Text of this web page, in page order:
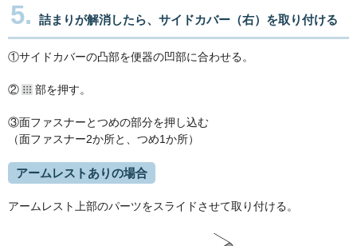
5. 詰まりが解消したら、サイドカバー（右）を取り付ける
①サイドカバーの凸部を便器の凹部に合わせる。
② 部を押す。
③面ファスナーとつめの部分を押し込む
（面ファスナー2か所と、つめ1か所）
アームレストありの場合
アームレスト上部のパーツをスライドさせて取り付ける。